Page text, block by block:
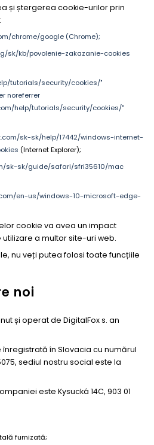
și ștergerea cookie-urilor prin
chrome/google (Chrome);
sk/kb/povolenie-zakazanie-cookies
tutorials/security/cookies/"
noreferrer
help/tutorials/security/cookies/"
sk-sk/help/17442/windows-internet-
(Internet Explorer);
sk-sk/guide/safari/sfri35610/mac
en-us/windows-10-microsoft-edge-
cookie va avea un impact
a multor site-uri web.
nu veți putea folosi toate funcțiile
noi
și operat de DigitalFox s. an
înregistrată în Slovacia cu numărul
sediul nostru social este la
este Kysucká 14C, 903 01
furnizată;